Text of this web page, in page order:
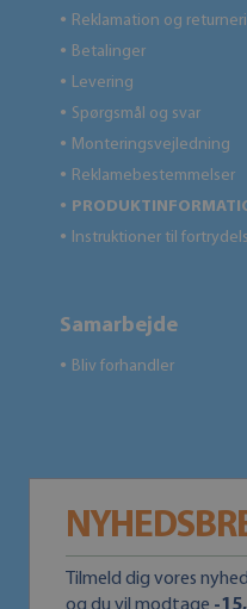
● Reklamation og
● Betalinger
● Levering
● Spørgsmål og svar
● Monteringsvejledning
● Reklamebestemmelser
●
● Instruktioner til
Samarbejde
● Bliv forhandler
Tilmeld dig vores